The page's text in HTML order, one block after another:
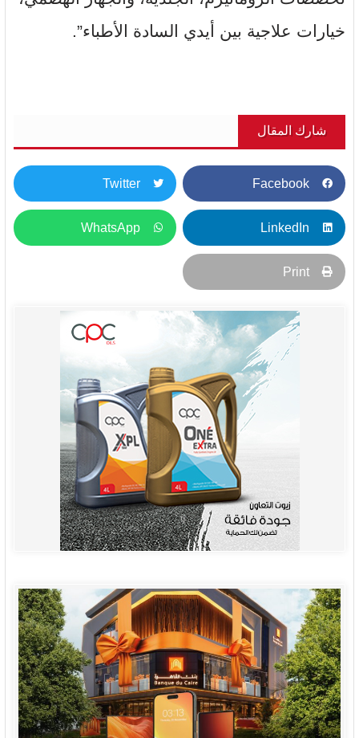
خيارات علاجية بين أيدي السادة الأطباء”.
شارك المقال
Facebook
Twitter
LinkedIn
WhatsApp
Print